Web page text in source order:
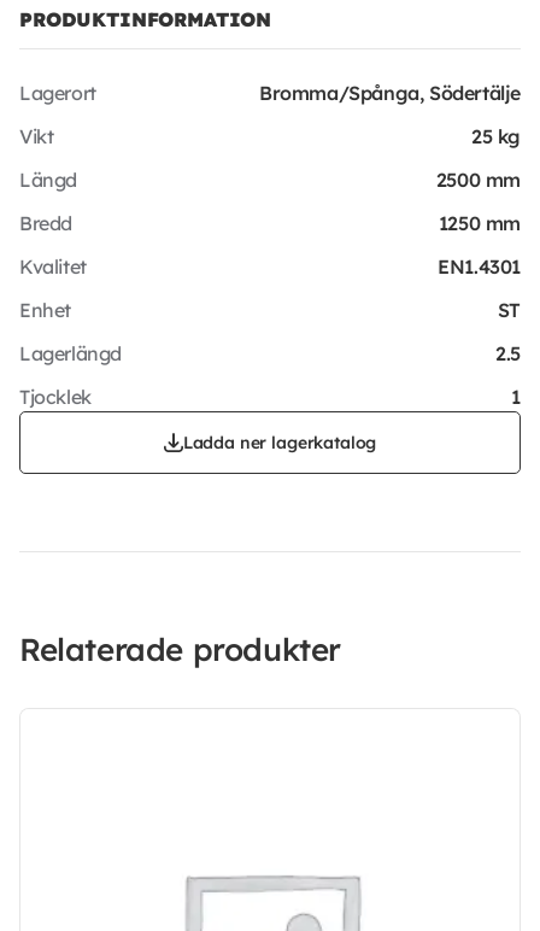
PRODUKTINFORMATION
Lagerort
Bromma/Spånga, Södertälje
Vikt
25 kg
Längd
2500 mm
Bredd
1250 mm
Kvalitet
EN1.4301
Enhet
ST
Lagerlängd
2.5
Tjocklek
1
Ladda ner lagerkatalog
Relaterade produkter